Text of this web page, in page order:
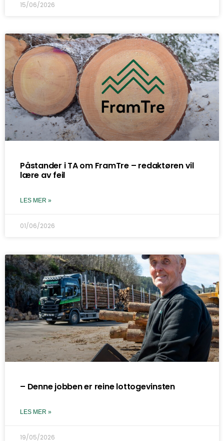
15/06/2026
Påstander i TA om FramTre – redaktøren vil
lære av feil
LES MER »
01/06/2026
– Denne jobben er reine lottogevinsten
LES MER »
19/05/2026